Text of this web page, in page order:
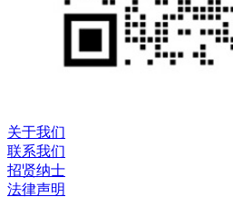
关于我们
联系我们
招贤纳士
法律声明